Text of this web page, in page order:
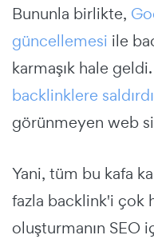
Bununla birlikte,
güncellemesi ile
karmaşık hale
backlinklere saldırdı
görünmeyen web
Yani, tüm bu kafa
fazla backlink'i çok
oluşturmanın SEO